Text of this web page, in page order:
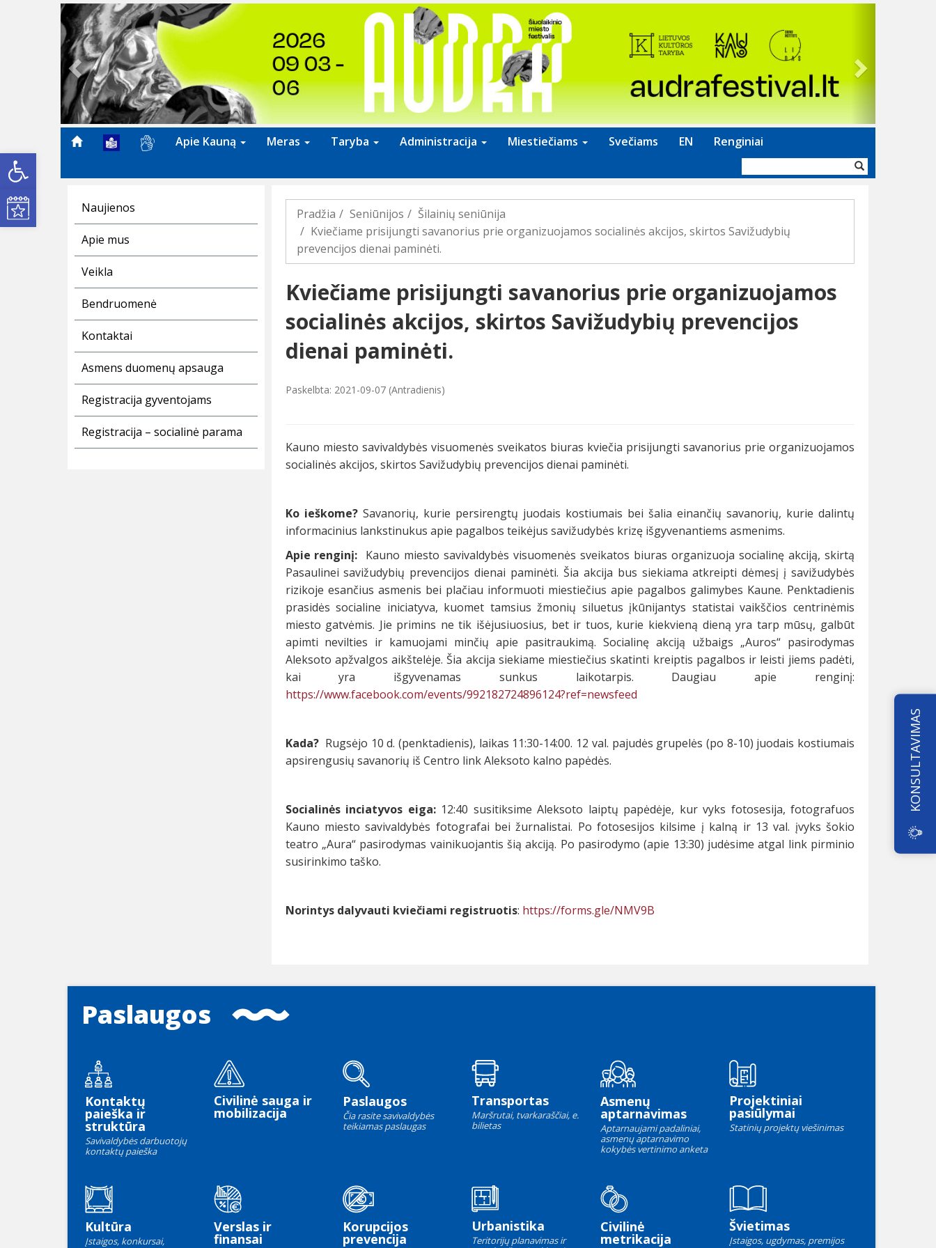
Open toolbar
Kultūros renginiai
Previous
Apie Kauną Meras Taryba Administracija Miestiečiams Svečiams EN Renginiai
forma
Naujienos
Apie mus
Veikla
Bendruomenė
Kontaktai
Asmens duomenų apsauga
Registracija gyventojams
Registracija – socialinė parama
Pradžia Seniūnijos
Šilainių seniūnija
Kviečiame prisijungti savanorius prie organizuojamos socialinės akcijos, skirtos Savižudybių
prevencijos dienai paminėti.
Kviečiame prisijungti savanorius prie organizuojamos
socialinės akcijos, skirtos Savižudybių prevencijos
dienai paminėti.
Paskelbta: 2021-09-07 (Antradienis)
Kauno miesto savivaldybės visuomenės sveikatos biuras kviečia prisijungti savanorius prie organizuojamos
socialinės akcijos, skirtos Savižudybių prevencijos dienai paminėti.
Ko ieškome?Savanorių, kurie persirengtų juodais kostiumais bei šalia einančių savanorių, kurie dalintų
informacinius lankstinukus apie pagalbos teikėjus savižudybės krizę išgyvenantiems asmenims.
Apie renginį: Kauno miesto savivaldybės visuomenės sveikatos biuras organizuoja socialinę akciją, skirtą
Pasaulinei savižudybių prevencijos dienai paminėti. Šia akcija bus siekiama atkreipti dėmesį į savižudybės
rizikoje esančius asmenis bei plačiau informuoti miestiečius apie pagalbos galimybes Kaune. Penktadienis
prasidės socialine iniciatyva, kuomet tamsius žmonių siluetus įkūnijantys statistai vaikščios centrinėmis
miesto gatvėmis. Jie primins ne tik išėjusiuosius, bet ir tuos, kurie kiekvieną dieną yra tarp mūsų, galbūt
apimti nevilties ir kamuojami minčių apie pasitraukimą. Socialinę akciją užbaigs „Auros“ pasirodymas
Aleksoto apžvalgos aikštelėje. Šia akcija siekiame miestiečius skatinti kreiptis pagalbos ir leisti jiems padėti,
kai yra išgyvenamas sunkus laikotarpis. Daugiau apie renginį:
https://www.facebook.com/events/992182724896124?ref=newsfeed
Kada?Rugsėjo 10 d. (penktadienis), laikas 11:30-14:00. 12 val. pajudės grupelės (po 8-10) juodais kostiumais
apsirengusių savanorių iš Centro link Aleksoto kalno papėdės.
Socialinės inciatyvos eiga:12:40 susitiksime Aleksoto laiptų papėdėje, kur vyks fotosesija, fotografuos
Kauno miesto savivaldybės fotografai bei žurnalistai. Po fotosesijos kilsime į kalną ir 13 val. įvyks šokio
teatro „Aura“ pasirodymas vainikuojantis šią akciją. Po pasirodymo (apie 13:30) judėsime atgal link pirminio
susirinkimo taško.
Norintys dalyvauti kviečiami registruotis: https://forms.gle/NMV9B
Paslaugos
Kontaktų
paieška ir
struktūra
Savivaldybės darbuotojų
kontaktų paieška
Civilinė sauga ir
mobilizacija
Paslaugos
Čia rasite savivaldybės
teikiamas paslaugas
Transportas
Maršrutai, tvarkaraščiai, e.
bilietas
Asmenų
aptarnavimas
Aptarnaujami padaliniai,
asmenų aptarnavimo
kokybės vertinimo anketa
Projektiniai
pasiūlymai
Statinių projektų viešinimas
Kultūra
Įstaigos, konkursai,
Verslas ir
finansai
Korupcijos
prevencija
Urbanistika
Teritorijų planavimas ir
Civilinė
metrikacija
Švietimas
Įstaigos, ugdymas, premijos
KONSULTAVIMAS